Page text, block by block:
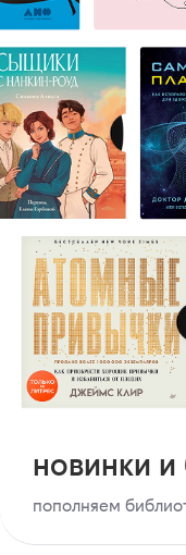
новинки
пополняем